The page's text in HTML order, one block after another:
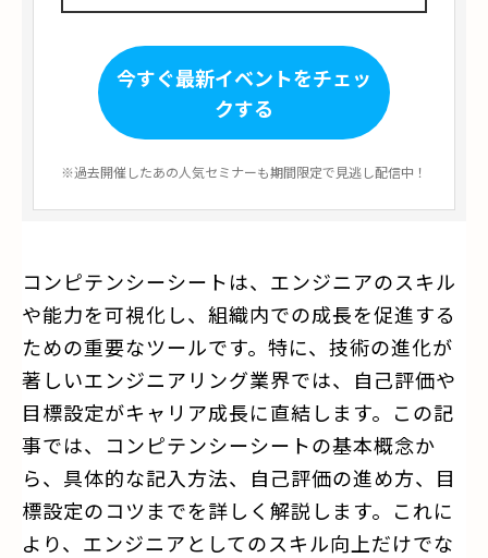
今すぐ最新イベントをチェッ
クする
※過去開催したあの人気セミナーも期間限定で見逃し配信中！
コンピテンシーシートは、エンジニアのスキル
や能力を可視化し、組織内での成長を促進する
ための重要なツールです。特に、技術の進化が
著しいエンジニアリング業界では、自己評価や
目標設定がキャリア成長に直結します。この記
事では、コンピテンシーシートの基本概念か
ら、具体的な記入方法、自己評価の進め方、目
標設定のコツまでを詳しく解説します。これに
より、エンジニアとしてのスキル向上だけでな